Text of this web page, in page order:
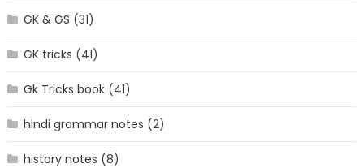
GK & GS (31)
GK tricks (41)
Gk Tricks book(41)
hindi grammar notes (2)
history notes (8)